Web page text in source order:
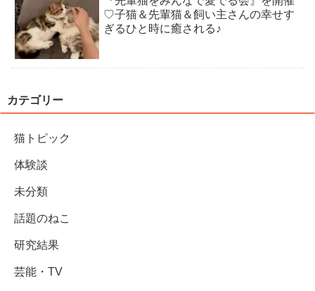
♡子猫＆先輩猫＆飼い主さんの幸せす
ぎるひと時に癒される♪
カテゴリー
猫トピック
体験談
未分類
話題のねこ
研究結果
芸能・TV